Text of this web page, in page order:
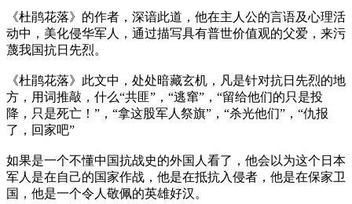
《杜鹃花落》的作者，深谙此道，他在主人公的言语及心理活
动中，美化侵华军人，通过描写具有普世价值观的父爱，来污
蔑我国抗日先烈。
《杜鹃花落》此文中，处处暗藏玄机，凡是针对抗日先烈的地
方，用词推敲，什么“共匪”，“逃窜”，“留给他们的只是投
降，只是死亡！”，“拿这股军人祭旗”，“杀光他们”，“仇报
了，回家吧”
如果是一个不懂中国抗战史的外国人看了，他会以为这个日本
军人是在自己的国家作战，他是在抵抗入侵者，他是在保家卫
国，他是一个令人敬佩的英雄好汉。